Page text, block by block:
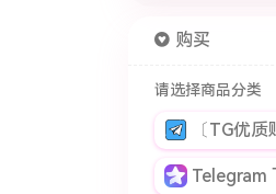
购买
请选择商品分类
〔TG优
Telegram